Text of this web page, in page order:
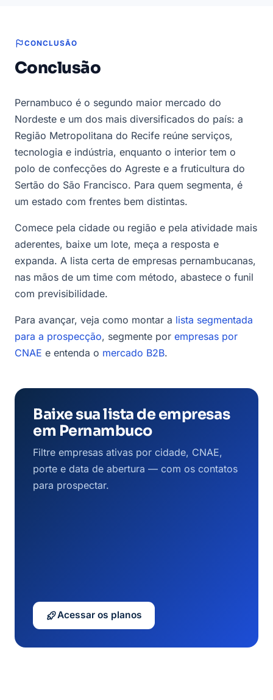
CONCLUSÃO
Conclusão
Pernambuco é o segundo maior mercado do
Nordeste e um dos mais diversificados do país: a
Região Metropolitana do Recife reúne serviços,
tecnologia e indústria, enquanto o interior tem o
polo de confecções do Agreste e a fruticultura do
Sertão do São Francisco. Para quem segmenta, é
um estado com frentes bem distintas.
Comece pela cidade ou região e pela atividade mais
aderentes, baixe um lote, meça a resposta e
expanda. A lista certa de empresas pernambucanas,
nas mãos de um time com método, abastece o funil
com previsibilidade.
Para avançar, veja como montar a lista segmentada
para a prospecção, segmente por empresas por
CNAE e entenda o mercado B2B.
Baixe sua lista de empresas
em Pernambuco
Filtre empresas ativas por cidade, CNAE,
porte e data de abertura — com os contatos
para prospectar.
Acessar os planos